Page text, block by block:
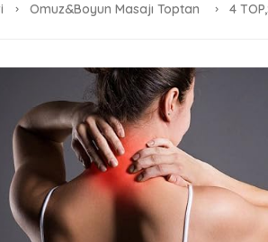
🥇 Her Zaman Yenilenen
🥇 SSL Güvenli
🥇 6 Dil
🥇 MNG Kargo İle
Omuz&Boyun Masajı Toptan 4